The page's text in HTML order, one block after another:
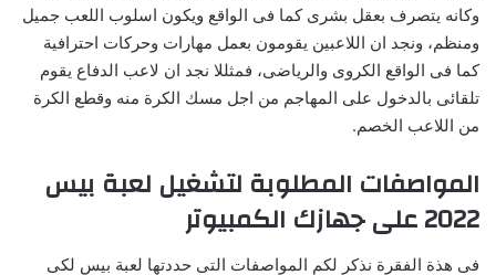
وكانه يتصرف بعقل بشرى كما فى الواقع ويكون اسلوب اللعب جميل
ومنظم، ونجد ان اللاعبين يقومون بعمل مهارات وحركات احترافية
كما فى الواقع الكروى والرياضى، فمثللا نجد ان لاعب الدفاع يقوم
تلقائى بالدخول على المهاجم من اجل مسك الكرة منه وقطع الكرة
من اللاعب الخصم.
المواصفات المطلوبة لتشغيل لعبة بيس
2022 على جهازك الكمبيوتر
فى هذة الفقرة نذكر لكم المواصفات التى حددتها لعبة بيس لكى